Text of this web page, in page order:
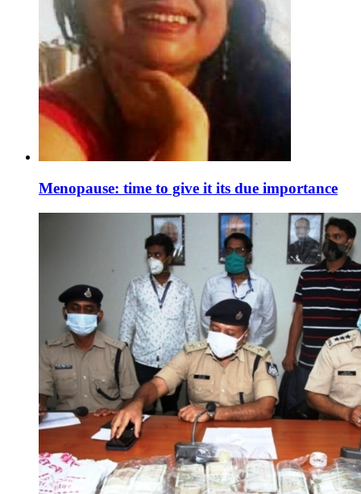
Menopause: time to give it its due importance